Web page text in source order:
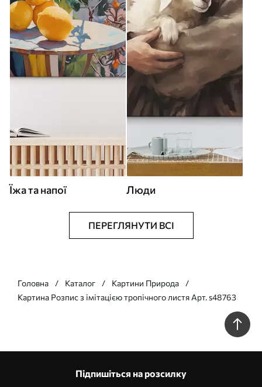
Їжа та напої Люди
ПЕРЕГЛЯНУТИ ВСІ
Головна Каталог
Картини Природа
Картина Розпис з імітацією тропічного листя Арт. s48763
Підпишіться на розсилку